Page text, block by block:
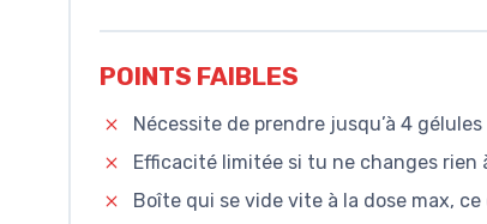
POINTS FAIBLES
Nécessite de prendre jusqu’à 4
Efficacité limitée si tu ne changes
Boîte qui se vide vite à la dose max,